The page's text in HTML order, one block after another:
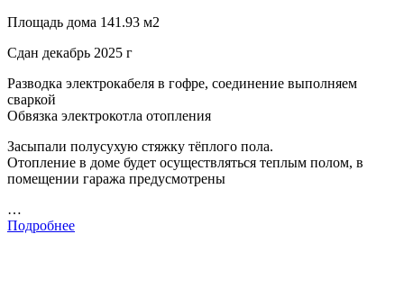
Площадь дома 141.93 м2
Сдан декабрь 2025 г
Разводка электрокабеля в гофре, соединение выполняем
сваркой
Обвязка электрокотла отопления
Засыпали полусухую стяжку тёплого пола.
Отопление в доме будет осуществляться теплым полом, в
помещении гаража предусмотрены
…
Подробнее